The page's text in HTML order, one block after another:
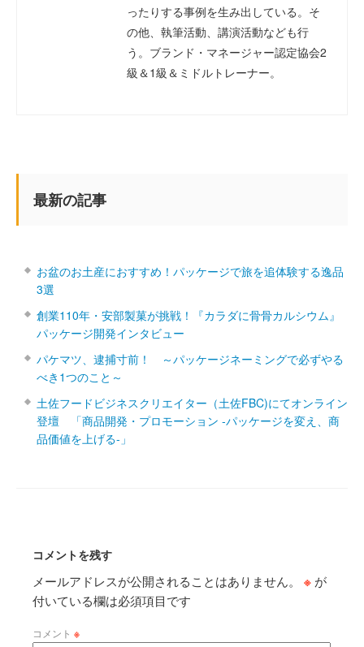
ったりする事例を生み出している。そ
の他、執筆活動、講演活動なども行
う。ブランド・マネージャー認定協会2
級＆1級＆ミドルトレーナー。
最新の記事
お盆のお土産におすすめ！パッケージで旅を追体験する逸品
3選
創業110年・安部製菓が挑戦！『カラダに骨骨カルシウム』
パッケージ開発インタビュー
パケマツ、逮捕寸前！ ～パッケージネーミングで必ずやる
べき1つのこと～
土佐フードビジネスクリエイター（土佐FBC)にてオンライン
登壇 「商品開発・プロモーション ‐パッケージを変え、商
品価値を上げる‐」
コメントを残す
メールアドレスが公開されることはありません。 ※ が
付いている欄は必須項目です
コメント ※